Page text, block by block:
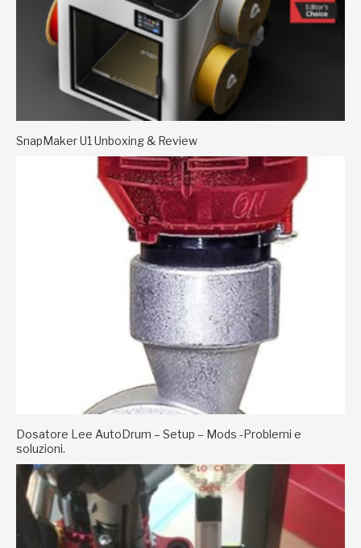
SnapMaker U1 Unboxing & Review
Dosatore Lee AutoDrum – Setup – Mods -Problemi e
soluzioni.